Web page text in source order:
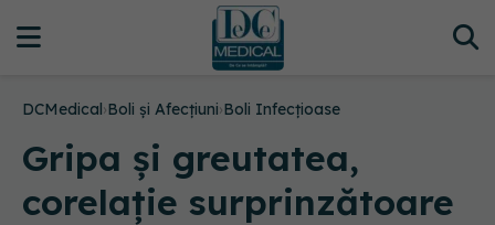
DCMedical›Boli și Afecțiuni›Boli Infecțioase
Gripa și greutatea,
corelație surprinzătoare